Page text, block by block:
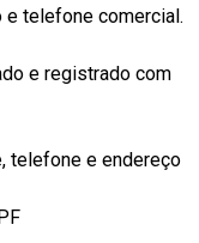
e telefone comercial.
e registrado com
telefone e endereço